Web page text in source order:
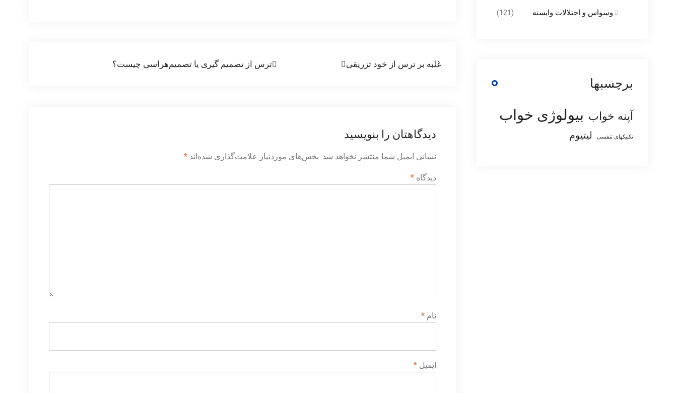
راهبری
ترس از تصمیم گیری یا تصمیم‌هراسی چیست؟ غلبه بر ترس از خود تزریقی
دیدگاهتان را بنویسید
نشانی ایمیل شما منتشر نخواهد شد. بخش‌های موردنیاز علامت‌گذاری شده‌اند *
دیدگاه *
نام *
ایمیل *
وسواس و اختلالات وابسته
(121)
برچسبها
آپنه خواب بیولوژی خواب
تکنیکهای تنفسی لیتیوم